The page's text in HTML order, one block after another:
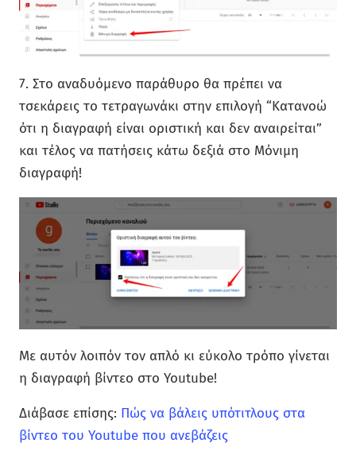
7. Στο αναδυόμενο παράθυρο θα πρέπει να
τσεκάρεις το τετραγωνάκι στην επιλογή “Κατανοώ
ότι η διαγραφή είναι οριστική και δεν αναιρείται”
και τέλος να πατήσεις κάτω δεξιά στο Μόνιμη
διαγραφή!
Με αυτόν λοιπόν τον απλό κι εύκολο τρόπο γίνεται
η διαγραφή βίντεο στο Youtube!
Διάβασε επίσης: Πώς να βάλεις υπότιτλους στα
βίντεο του Youtube που ανεβάζεις